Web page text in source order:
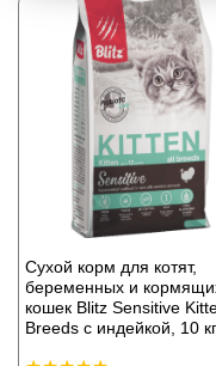
Сухой корм для котят,
беременных и
кошек Blitz Sensitive
Breeds с индейкой, 10 кг